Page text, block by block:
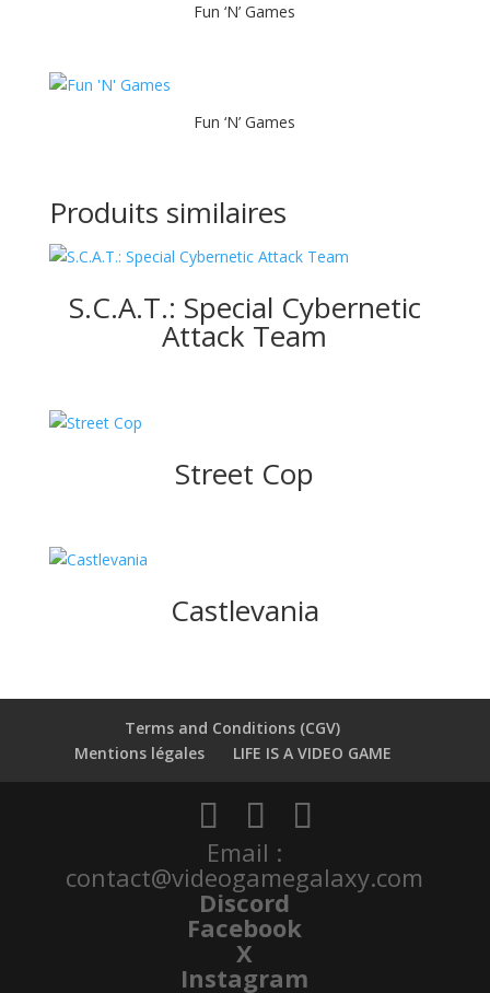
Fun ‘N’ Games
Fun ‘N’ Games
Produits similaires
S.C.A.T.: Special Cybernetic
Attack Team
Street Cop
Castlevania
Terms and Conditions (CGV)
Mentions légales
LIFE IS A VIDEO GAME
Email :
contact@videogamegalaxy.com
Discord
Facebook
X
Instagram